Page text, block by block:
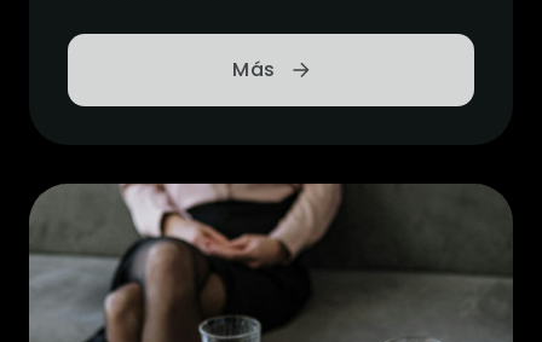
Más